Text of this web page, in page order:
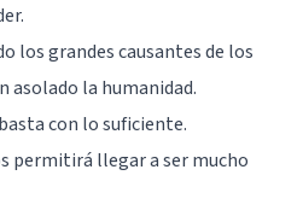
los grandes causantes de los
asolado la humanidad.
con lo suficiente.
permitirá llegar a ser mucho